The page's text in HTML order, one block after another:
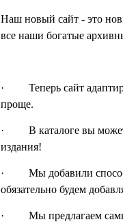
Наш новый сайт - это
все наши богатые
· Теперь сайт
проще.
· В каталоге вы можете
издания!
· Мы добавили способы
обязательно будем
· Мы предлагаем